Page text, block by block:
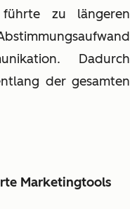
zu längeren
Dadurch
der gesamten
Marketingtools